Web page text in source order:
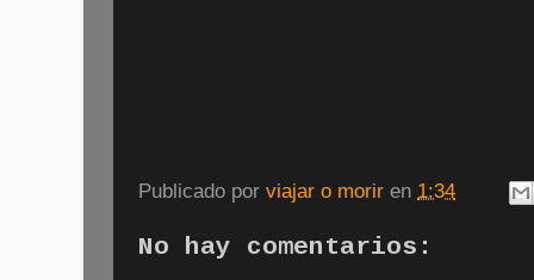
Publicado por viajar o morir en 1:34
No hay comentarios: